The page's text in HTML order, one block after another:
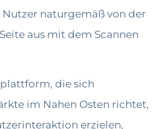
naturgemäß von der
aus mit dem Scannen
die sich
im Nahen Osten richtet,
erzielen,